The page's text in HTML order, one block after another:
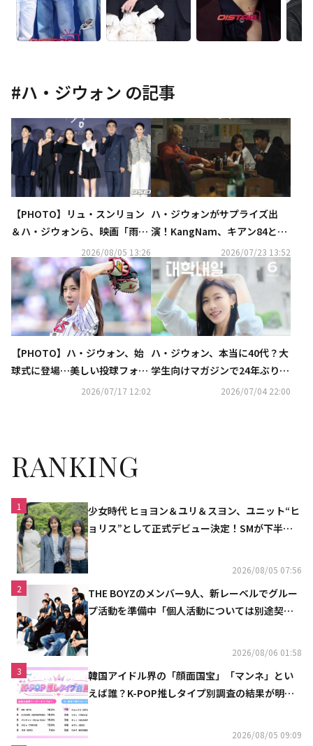
#ハ・ジウォン の記事
【PHOTO】リュ・スンリョン
＆ハ・ジウォンら、映画「雨
光」制作発表会に出席2026/08/05 13:26
ハ・ジウォンがサプライズ出
演！KangNam、キアン84との
コラボ曲「チキンと彼女」MV
公開
2026/07/23 13:52
【PHOTO】ハ・ジウォン、始
球式に登場…美しい投球フォー
2026/07/17 12:02
ハ・ジウォン、本当に40代？大
学生向けマガジンで24年ぶりに
表紙モデルを務め話題2026/07/04 22:00
RANKING
1
少女時代 ヒョヨン＆ユリ＆スヨン、ユニット“ヒ
ョリス”として正式デビュー決定！SMが下半期
2026/08/05 07:56
2
THE BOYZのメンバー9人、新レーベルでグルー
プ活動を準備中「個人活動については別途契約
2026/08/06 01:58
3
韓国アイドル界の「顔面国宝」「マンネ」とい
えば誰？K-POP推しタイプ別調査の結果が明ら
2026/08/05 09:09